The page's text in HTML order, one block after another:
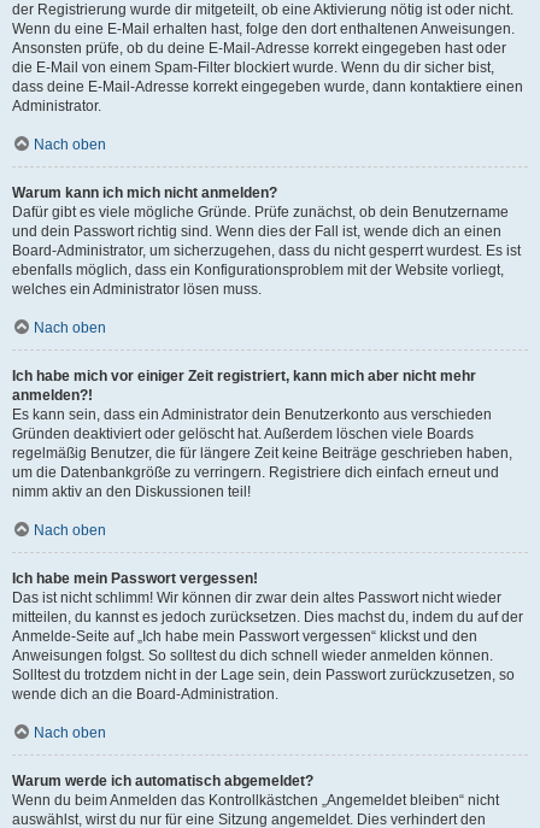
der Registrierung wurde dir mitgeteilt, ob eine Aktivierung nötig ist oder nicht.
Wenn du eine E-Mail erhalten hast, folge den dort enthaltenen Anweisungen.
Ansonsten prüfe, ob du deine E-Mail-Adresse korrekt eingegeben hast oder
die E-Mail von einem Spam-Filter blockiert wurde. Wenn du dir sicher bist,
dass deine E-Mail-Adresse korrekt eingegeben wurde, dann kontaktiere einen
Administrator.
Nach oben
Warum kann ich mich nicht anmelden?
Dafür gibt es viele mögliche Gründe. Prüfe zunächst, ob dein Benutzername
und dein Passwort richtig sind. Wenn dies der Fall ist, wende dich an einen
Board-Administrator, um sicherzugehen, dass du nicht gesperrt wurdest. Es ist
ebenfalls möglich, dass ein Konfigurationsproblem mit der Website vorliegt,
welches ein Administrator lösen muss.
Nach oben
Ich habe mich vor einiger Zeit registriert, kann mich aber nicht mehr
anmelden?!
Es kann sein, dass ein Administrator dein Benutzerkonto aus verschieden
Gründen deaktiviert oder gelöscht hat. Außerdem löschen viele Boards
regelmäßig Benutzer, die für längere Zeit keine Beiträge geschrieben haben,
um die Datenbankgröße zu verringern. Registriere dich einfach erneut und
nimm aktiv an den Diskussionen teil!
Nach oben
Ich habe mein Passwort vergessen!
Das ist nicht schlimm! Wir können dir zwar dein altes Passwort nicht wieder
mitteilen, du kannst es jedoch zurücksetzen. Dies machst du, indem du auf der
Anmelde-Seite auf „Ich habe mein Passwort vergessen“ klickst und den
Anweisungen folgst. So solltest du dich schnell wieder anmelden können.
Solltest du trotzdem nicht in der Lage sein, dein Passwort zurückzusetzen, so
wende dich an die Board-Administration.
Nach oben
Warum werde ich automatisch abgemeldet?
Wenn du beim Anmelden das Kontrollkästchen „Angemeldet bleiben“ nicht
auswählst, wirst du nur für eine Sitzung angemeldet. Dies verhindert den